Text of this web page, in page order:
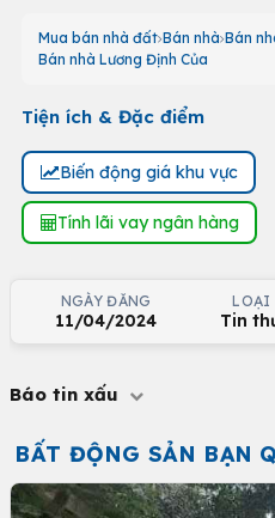
Mua bán nhà đất Bán nhà Bán
Bán nhà Lương Định Của
Tiện ích & Đặc điểm
Biến động giá khu vực
Tính lãi vay ngân hàng
NGÀY ĐĂNG
11/04/2024
LOẠI
Tin
Báo tin xấu
BẤT ĐỘNG SẢN BẠN